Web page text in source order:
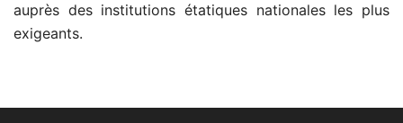
auprès des institutions étatiques nationales les plus
exigeants.